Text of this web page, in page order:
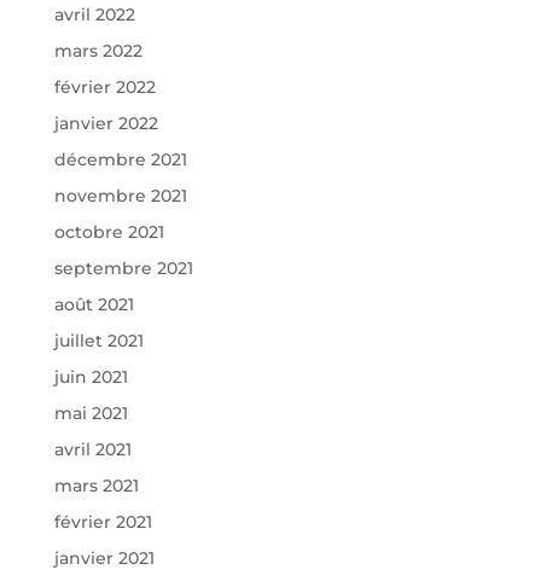
avril 2022
mars 2022
février 2022
janvier 2022
décembre 2021
novembre 2021
octobre 2021
septembre 2021
août 2021
juillet 2021
juin 2021
mai 2021
avril 2021
mars 2021
février 2021
janvier 2021